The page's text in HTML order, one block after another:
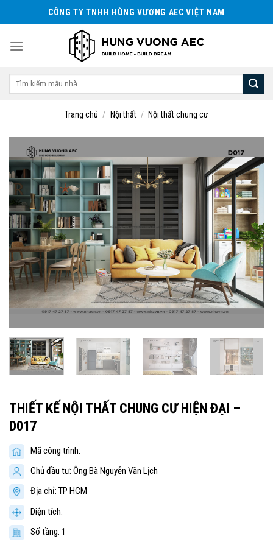
to
CÔNG TY TNHH HÙNG VƯƠNG AEC VIỆT NAM
Tìm
Trang chủ / Nội thất / Nội thất chung cư
THIẾT KẾ NỘI THẤT CHUNG CƯ HIỆN ĐẠI –
D017
Mã công trình:
Chủ đầu tư: Ông Bà Nguyễn Văn Lịch
Địa chỉ: TP HCM
Diện tích:
Số tầng: 1